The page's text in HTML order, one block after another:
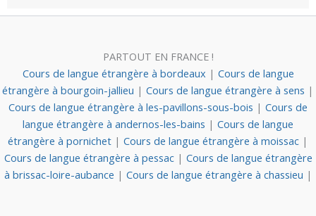
PARTOUT EN FRANCE !
Cours de langue étrangère à bordeaux | Cours de langue
étrangère à bourgoin-jallieu | Cours de langue étrangère à sens |
Cours de langue étrangère à les-pavillons-sous-bois | Cours de
langue étrangère à andernos-les-bains | Cours de langue
étrangère à pornichet | Cours de langue étrangère à moissac |
Cours de langue étrangère à pessac | Cours de langue étrangère
à brissac-loire-aubance | Cours de langue étrangère à chassieu |